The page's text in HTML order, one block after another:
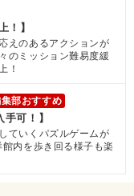
！】
えのあるアクションが
のミッション難易度緩
！
部おすすめ
可！】
ていくパズルゲームが
内を歩き回る様子も楽